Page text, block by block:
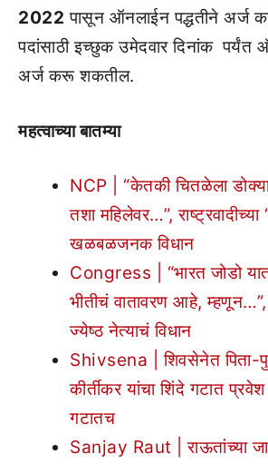
2022 पासून ऑनलाईन पद्धतीने अर्ज
पदांसाठी इच्छुक उमेदवार दिनांक पर्यंत
अर्ज करू शकतील.
महत्वाच्या बातम्या
NCP | “केतकी चितळेला
तशा महिलेवर…”, राष्ट्रवादीच्या
खळबळजनक विधान
Congress | “भारत जोडो
भीतीचं वातावरण आहे, म्हणून…”,
ज्येष्ठ नेत्याचं विधान
Shivsena | शिवसेनेत पिता-
कीर्तीकर यांचा शिंदे गटात
गटातच
Sanjay Raut | राऊतांच्या